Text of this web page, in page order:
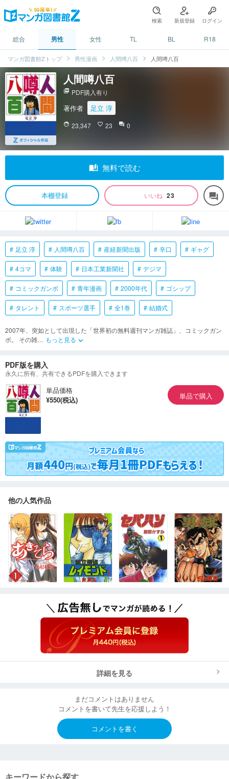
検索 新規登録 ログイン
総合 男性 女性 TL BL R18
マンガ図書館Zトップ 男性漫画 人間噂八百 人間噂八百
人間噂八百
picture_as_pdf PDF購入有り
著作者 足立 淳
face 23,347 favorite_border 23 question_answer 0
auto_stories 無料で読む
本棚登録 いいね 23 forum
足立 淳 人間噂八百 産経新聞出版 辛口 ギャグ
4コマ 体験 日本工業新聞社 デジマ
コミックガンボ 青年漫画 2000年代 ゴシップ
タレント スポーツ選手 全1巻 結婚式
2007年、突如として出現した「世界初の無料週刊マンガ雑誌」、コミックガン
ボ。 その雑… もっと見る keyboard_arrow_down
PDF版を購入
永久に所有、共有できるPDFを購入できます
単品価格
¥550(税込)
単品で購入
他の人気作品
詳細を見る
まだコメントはありません
コメントを書いて先生を応援しよう！
コメントを書く